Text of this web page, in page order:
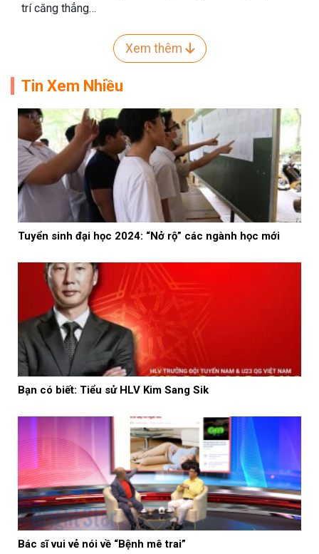
trí căng thẳng…
Xem thêm
Tin Xem Nhiều
Tuyển sinh đại học 2024: “Nở rộ” các ngành học mới
Bạn có biết: Tiểu sử HLV Kim Sang Sik
Bác sĩ vui vẻ nói về “Bệnh mê trai”